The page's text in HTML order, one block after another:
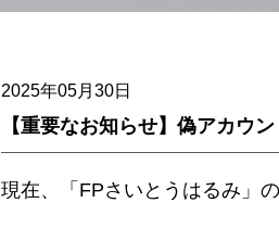
2025年05月30日
【重要なお知らせ】偽アカウ
現在、「FPさいとうはるみ」